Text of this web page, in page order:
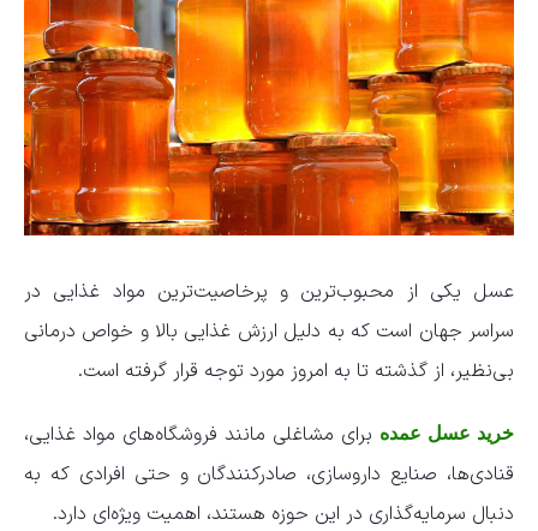
عسل یکی از محبوب‌ترین و پرخاصیت‌ترین مواد غذایی در
سراسر جهان است که به دلیل ارزش غذایی بالا و خواص درمانی
بی‌نظیر، از گذشته تا به امروز مورد توجه قرار گرفته است.
خرید عسل عمده برای مشاغلی مانند فروشگاه‌های مواد غذایی،
قنادی‌ها، صنایع داروسازی، صادرکنندگان و حتی افرادی که به
دنبال سرمایه‌گذاری در این حوزه هستند، اهمیت ویژه‌ای دارد.